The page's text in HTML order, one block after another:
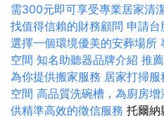
需300元即可享受專業居家清
找值得信賴的財務顧問 申請台
選擇一個環境優美的安葬場所
空間 知名助聽器品牌介紹 推
為你提供搬家服務 居家打掃
空間 高品質洗碗槽，為廚房增
供精準高效的徵信服務 托爾納